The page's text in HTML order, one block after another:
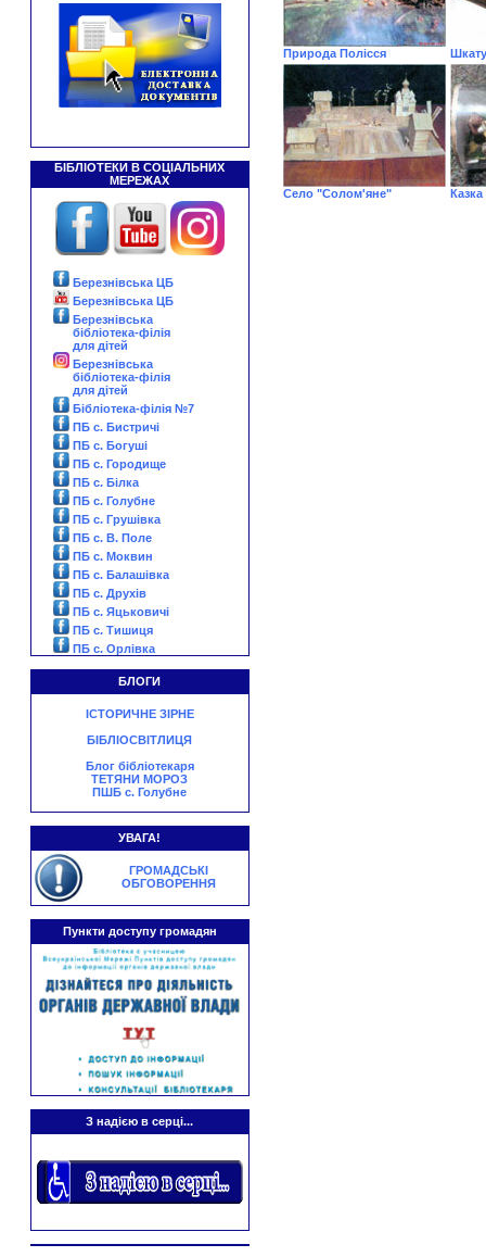
БІБЛІОТЕКИ В СОЦІАЛЬНИХ
МЕРЕЖАХ
Березнівська ЦБ
Березнівська ЦБ
Березнівська
бібліотека-філія
для дітей
Березнівська
бібліотека-філія
для дітей
Бібліотека-філія №7
ПБ с. Бистричі
ПБ с. Богуші
ПБ с. Городище
ПБ с. Білка
ПБ с. Голубне
ПБ с. Грушівка
ПБ с. В. Поле
ПБ с. Моквин
ПБ с. Балашівка
ПБ с. Друхів
ПБ с. Яцьковичі
ПБ с. Тишиця
ПБ с. Орлівка
БЛОГИ
ІСТОРИЧНЕ ЗІРНЕ
БІБЛІОСВІТЛИЦЯ
Блог бібліотекаря
ТЕТЯНИ МОРОЗ
ПШБ с. Голубне
УВАГА!
ГРОМАДСЬКІ
ОБГОВОРЕННЯ
Пункти доступу громадян
З надією в серці...
Природа Полісся
Село "Солом'яне" Казка